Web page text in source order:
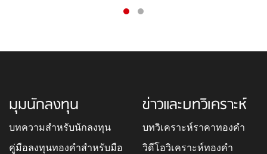
มุมนักลงทุน
บทความสำหรับนักลงทุน
คู่มือลงทุนทองคำสำหรับมือ
ข่าวและบทวิเคราะห์
บทวิเคราะห์ราคาทองคำ
วิดีโอวิเคราะห์ทองคำ